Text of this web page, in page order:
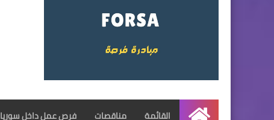
القائمة مناقصات فرص عمل داخل سوريا